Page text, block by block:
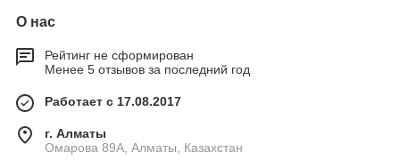
О нас
Рейтинг не сформирован
Менее 5 отзывов за последний год
Работает с 17.08.2017
г. Алматы
Омарова 89А, Алматы, Казахстан